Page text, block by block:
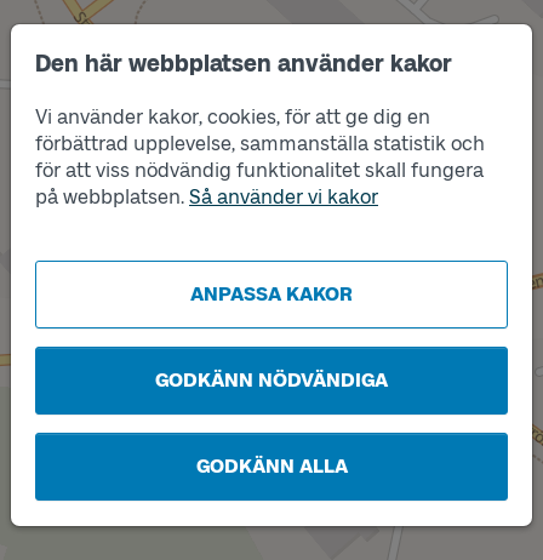
Den här webbplatsen använder kakor
Vi använder kakor, cookies, för att ge dig en
förbättrad upplevelse, sammanställa statistik och
för att viss nödvändig funktionalitet skall fungera
på webbplatsen. Så använder vi kakor
ANPASSA KAKOR
GODKÄNN NÖDVÄNDIGA
GODKÄNN ALLA
Läge
A
Läge
B